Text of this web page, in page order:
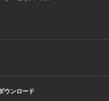
ウンロード